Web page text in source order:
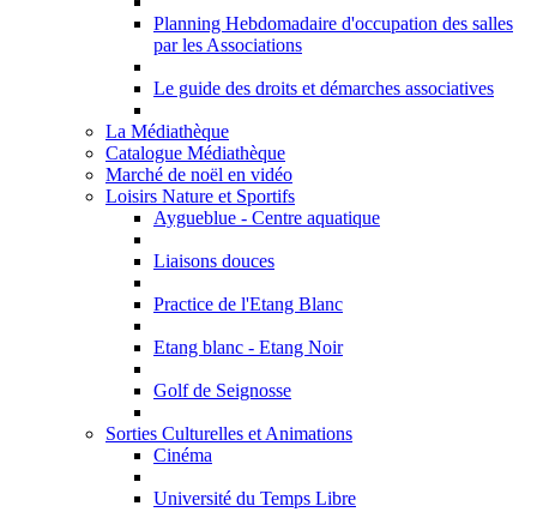
Planning Hebdomadaire d'occupation des salles
par les Associations
Le guide des droits et démarches associatives
La Médiathèque
Catalogue Médiathèque
Marché de noël en vidéo
Loisirs Nature et Sportifs
Aygueblue - Centre aquatique
Liaisons douces
Practice de l'Etang Blanc
Etang blanc - Etang Noir
Golf de Seignosse
Sorties Culturelles et Animations
Cinéma
Université du Temps Libre